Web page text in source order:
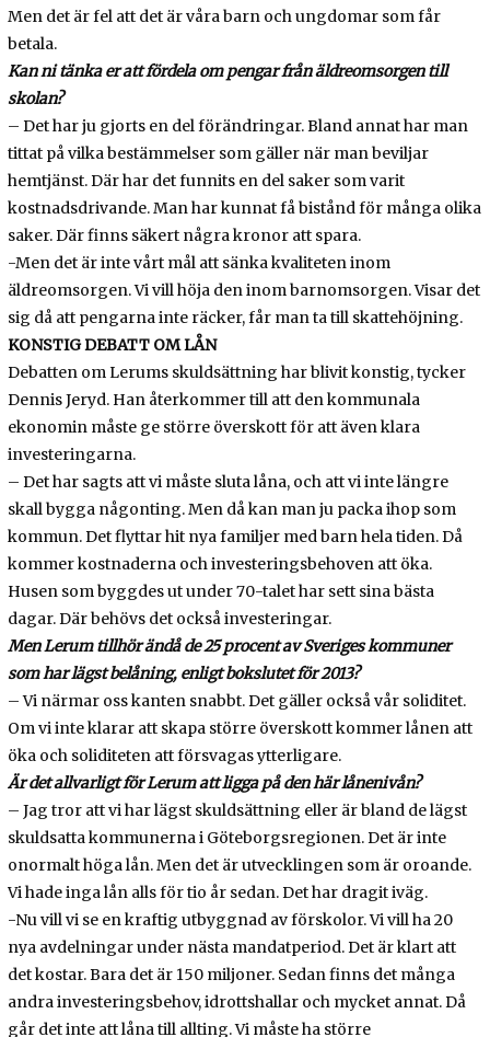
Men det är fel att det är våra barn och ungdomar som får
betala.
Kan ni tänka er att fördela om pengar från äldreomsorgen till
skolan?
– Det har ju gjorts en del förändringar. Bland annat har man
tittat på vilka bestämmelser som gäller när man beviljar
hemtjänst. Där har det funnits en del saker som varit
kostnadsdrivande. Man har kunnat få bistånd för många olika
saker. Där finns säkert några kronor att spara.
-Men det är inte vårt mål att sänka kvaliteten inom
äldreomsorgen. Vi vill höja den inom barnomsorgen. Visar det
sig då att pengarna inte räcker, får man ta till skattehöjning.
KONSTIG DEBATT OM LÅN
Debatten om Lerums skuldsättning har blivit konstig, tycker
Dennis Jeryd. Han återkommer till att den kommunala
ekonomin måste ge större överskott för att även klara
investeringarna.
– Det har sagts att vi måste sluta låna, och att vi inte längre
skall bygga någonting. Men då kan man ju packa ihop som
kommun. Det flyttar hit nya familjer med barn hela tiden. Då
kommer kostnaderna och investeringsbehoven att öka.
Husen som byggdes ut under 70-talet har sett sina bästa
dagar. Där behövs det också investeringar.
Men Lerum tillhör ändå de 25 procent av Sveriges kommuner
som har lägst belåning, enligt bokslutet för 2013?
– Vi närmar oss kanten snabbt. Det gäller också vår soliditet.
Om vi inte klarar att skapa större överskott kommer lånen att
öka och soliditeten att försvagas ytterligare.
Är det allvarligt för Lerum att ligga på den här lånenivån?
– Jag tror att vi har lägst skuldsättning eller är bland de lägst
skuldsatta kommunerna i Göteborgsregionen. Det är inte
onormalt höga lån. Men det är utvecklingen som är oroande.
Vi hade inga lån alls för tio år sedan. Det har dragit iväg.
-Nu vill vi se en kraftig utbyggnad av förskolor. Vi vill ha 20
nya avdelningar under nästa mandatperiod. Det är klart att
det kostar. Bara det är 150 miljoner. Sedan finns det många
andra investeringsbehov, idrottshallar och mycket annat. Då
går det inte att låna till allting. Vi måste ha större